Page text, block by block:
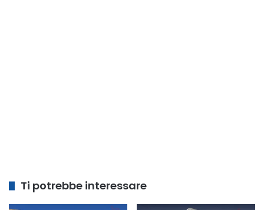
Ti potrebbe interessare